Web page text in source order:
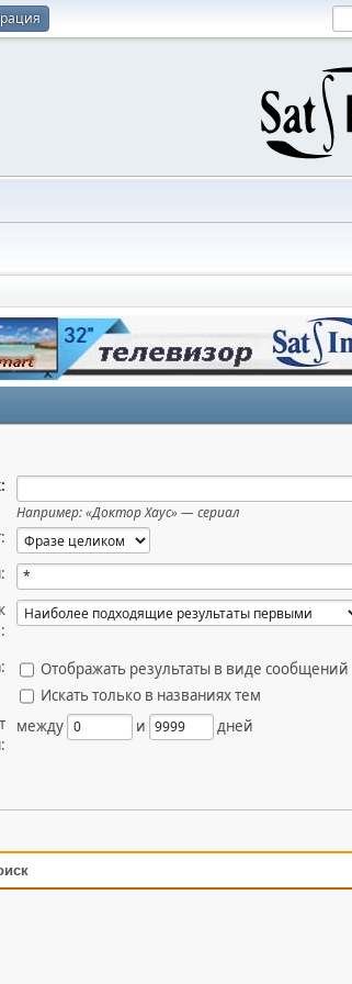
Например:«Доктор Хаус» — сериал
Отображать результаты в виде сообщений
Искать только в названиях тем
между и дней